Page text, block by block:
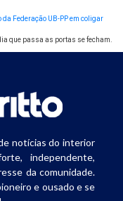
da Federação UB-PP em coligar
que passa as portas se fecham.
notícias do interior
independente,
da comunidade.
e ousado e se